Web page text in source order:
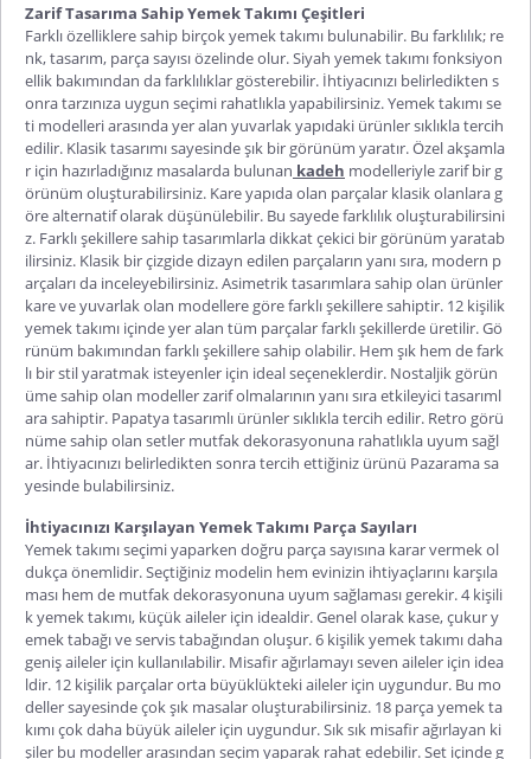
Zarif Tasarıma Sahip Yemek Takımı Çeşitleri
Farklı özelliklere sahip birçok yemek takımı bulunabilir. Bu farklılık; re
nk, tasarım, parça sayısı özelinde olur.Siyah yemek takımıfonksiyon
ellik bakımından da farklılıklar gösterebilir. İhtiyacınızı belirledikten s
onra tarzınıza uygun seçimi rahatlıkla yapabilirsiniz.Yemek takımı se
ti modelleri arasında yer alan yuvarlak yapıdaki ürünler sıklıkla tercih
edilir. Klasik tasarımı sayesinde şık bir görünüm yaratır. Özel akşamla
r için hazırladığınız masalarda bulunan kadeh modelleriyle zarif bir g
örünüm oluşturabilirsiniz. Kare yapıda olan parçalar klasik olanlara g
öre alternatif olarak düşünülebilir. Bu sayede farklılık oluşturabilirsini
z. Farklı şekillere sahip tasarımlarla dikkat çekici bir görünüm yaratab
ilirsiniz. Klasik bir çizgide dizayn edilen parçaların yanı sıra, modern p
arçaları da inceleyebilirsiniz. Asimetrik tasarımlara sahip olan ürünler
kare ve yuvarlak olan modellere göre farklı şekillere sahiptir. 12 kişilik
yemek takımı içinde yer alan tüm parçalar farklı şekillerde üretilir. Gö
rünüm bakımından farklı şekillere sahip olabilir. Hem şık hem de fark
lı bir stil yaratmak isteyenler için ideal seçeneklerdir. Nostaljik görün
üme sahip olan modeller zarif olmalarının yanı sıra etkileyici tasarıml
ara sahiptir. Papatya tasarımlı ürünler sıklıkla tercih edilir. Retro görü
nüme sahip olan setler mutfak dekorasyonuna rahatlıkla uyum sağl
ar. İhtiyacınızı belirledikten sonra tercih ettiğiniz ürünü Pazarama sa
yesinde bulabilirsiniz.
İhtiyacınızı Karşılayan Yemek Takımı Parça Sayıları
Yemek takımı seçimi yaparken doğru parça sayısına karar vermek ol
dukça önemlidir. Seçtiğiniz modelin hem evinizin ihtiyaçlarını karşıla
ması hem de mutfak dekorasyonuna uyum sağlaması gerekir. 4 kişili
k yemek takımı, küçük aileler için idealdir. Genel olarak kase, çukur y
emek tabağı ve servis tabağından oluşur.6 kişilik yemek takımıdaha
geniş aileler için kullanılabilir. Misafir ağırlamayı seven aileler için idea
ldir. 12 kişilik parçalar orta büyüklükteki aileler için uygundur. Bu mo
deller sayesinde çok şık masalar oluşturabilirsiniz. 18 parça yemek ta
kımıçok daha büyük aileler için uygundur. Sık sık misafir ağırlayan ki
şiler bu modeller arasından seçim yaparak rahat edebilir. Set içinde g